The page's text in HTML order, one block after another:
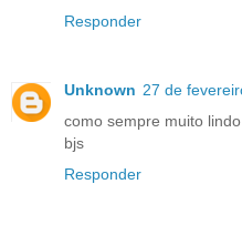
Responder
Unknown 27 de
como sempre muito
bjs
Responder